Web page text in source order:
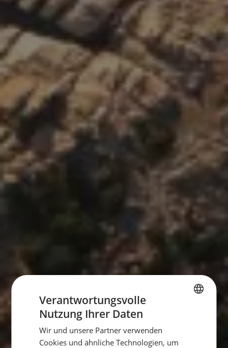
Verantwortungsvolle
Nutzung Ihrer Daten
Wir und unsere Partner verwenden
Cookies und ähnliche Technologien, um